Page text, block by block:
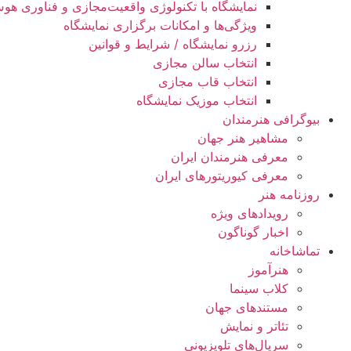
نمایشگاه با تکنولوژی واقعیت‌مجازی و فناوری
ویژگی‌ها و امکانات برگزاری نمایشگاه
رزرو نمایشگاه / شرایط و قوانین
انتخاب سالن مجازی
انتخاب قاب مجازی
انتخاب موزیک نمایشگاه
بیوگرافی هنرمندان
مشاهیر هنر جهان
معرفی هنرمندان ایران
معرفی کیوریتورهای ایران
روزنامه هنر
رویدادهای ویژه
اخبار گوناگون
تماشاخانه
هنرآموز
کلاب سینما
مستندهای جهان
تئاتر و نمایش
سریال‌های تلویزیونی